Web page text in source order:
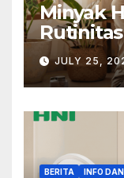
Minyak
Padat
JULY 25,
BERITA INFO